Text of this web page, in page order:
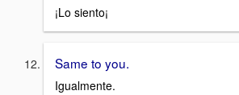
¡Lo siento¡
Same to you.
Igualmente.